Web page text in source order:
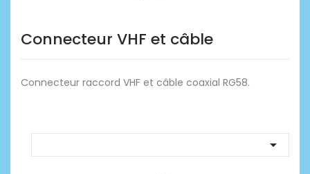
Connecteur VHF et câble
Connecteur raccord VHF et câble coaxial RG58.
